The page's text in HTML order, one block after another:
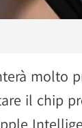
molto
il chip